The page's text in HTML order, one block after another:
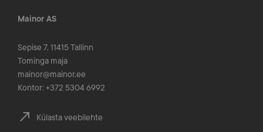
Mainor AS
Sepise 7, 11415 Tallinn
Tominga maja
mainor@mainor.ee
Kontor: +372 5304 6992
Külasta veebilehte